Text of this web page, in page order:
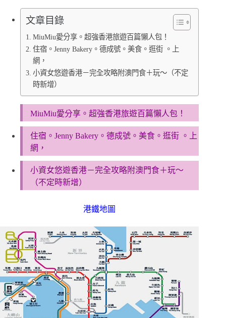
文章目錄
MiuMiu愛分享。超強香港旅遊百篇懶人包！
住宿。Jenny Bakery。德成號。美食。逛街 。上
網，
小資女悠遊香港－完全攻略附澳門食＋玩～（不定
時新增）
MiuMiu愛分享。超強香港旅遊百篇懶人包！
住宿。Jenny Bakery。德成號。美食。逛街 。上
網，
小資女悠遊香港－完全攻略附澳門食＋玩～
（不定時新增）
港鐵地圖